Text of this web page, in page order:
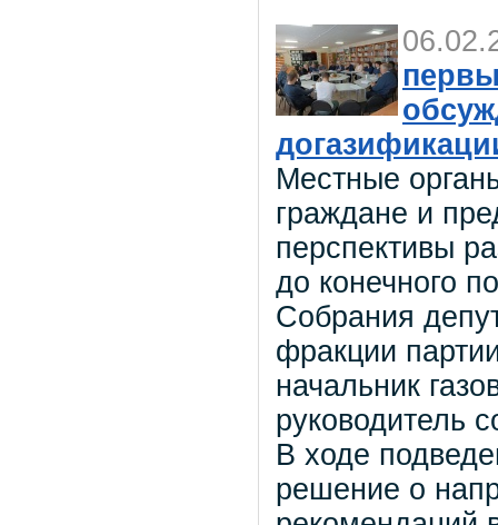
Местные
граждане и
перспективы
до конечного
Собрания
фракции
начальник
руководитель
В ходе
решение о